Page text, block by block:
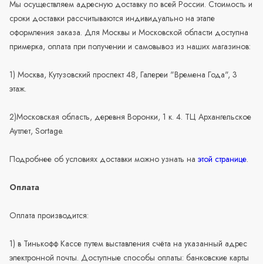
Мы осуществляем адресную доставку по всей России. Стоимость и
сроки доставки рассчитываются индивидуально на этапе
оформления заказа. Для Москвы и Московской области доступна
примерка, оплата при получении и самовывоз из наших магазинов:
1) Москва, Кутузовский проспект 48, Галереи "Времена Года", 3
этаж.
2)Московская область, деревня Воронки, 1 к. 4. ТЦ Архангельское
Аутлет, Sortage.
Подробнее об условиях доставки можно узнать на этой странице.
Оплата
Оплата производится:
1) в Тинькофф Кассе путем выставления счёта на указанный адрес
электронной почты. Доступные способы оплаты: банковские карты